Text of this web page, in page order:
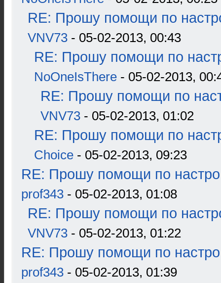
RE: Прошу помощи по
VNV73 - 05-02-2013, 00:43
RE: Прошу помощи по
NoOneIsThere - 05-02-2013,
RE: Прошу помощи по
VNV73 - 05-02-2013, 01:02
RE: Прошу помощи по
Choice - 05-02-2013, 09:23
RE: Прошу помощи по
prof343 - 05-02-2013, 01:08
RE: Прошу помощи по
VNV73 - 05-02-2013, 01:22
RE: Прошу помощи по
prof343 - 05-02-2013, 01:39